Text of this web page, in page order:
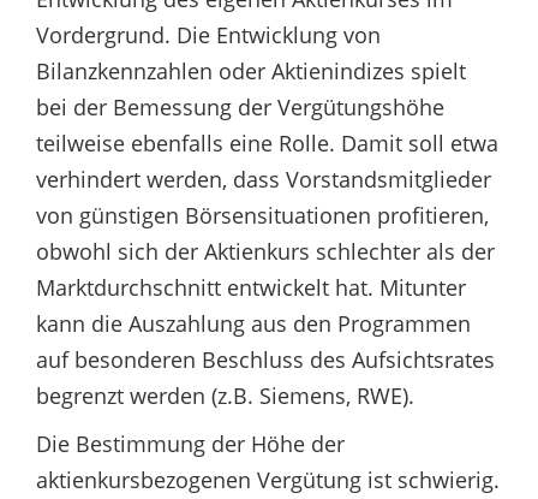
Vordergrund. Die Entwicklung von
Bilanzkennzahlen oder Aktienindizes spielt
bei der Bemessung der Vergütungshöhe
teilweise ebenfalls eine Rolle. Damit soll etwa
verhindert werden, dass Vorstandsmitglieder
von günstigen Börsensituationen profitieren,
obwohl sich der Aktienkurs schlechter als der
Marktdurchschnitt entwickelt hat. Mitunter
kann die Auszahlung aus den Programmen
auf besonderen Beschluss des Aufsichtsrates
begrenzt werden (z.B. Siemens, RWE).
Die Bestimmung der Höhe der
aktienkursbezogenen Vergütung ist schwierig.